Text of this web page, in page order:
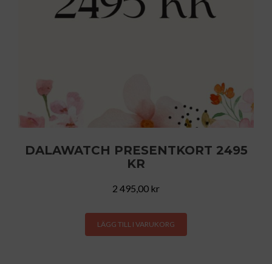
DALAWATCH PRESENTKORT 2495
KR
2 495,00 kr
LÄGG TILL I VARUKORG